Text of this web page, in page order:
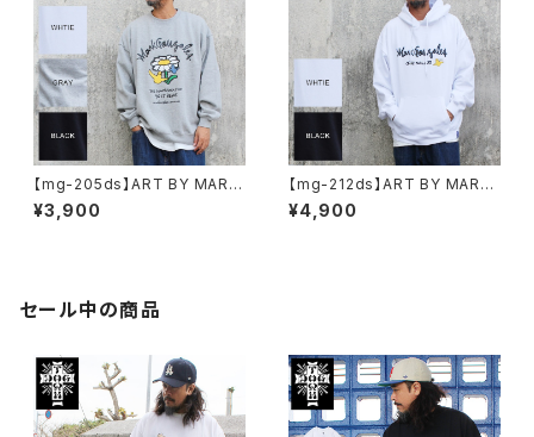
【mg-205ds】ART BY MARK
GONZALE ( What it isNt ワッ
トイットイズント) アートバイ マ
¥3,900
【mg-212ds】ART BY MARK
GONZALE ( What it isNt ワッ
トイットイズント) アートバイ マ
¥4,900
セール中の商品